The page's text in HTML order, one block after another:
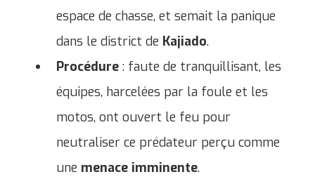
espace de chasse, et semait la panique
dans le district de Kajiado.
Procédure : faute de tranquillisant, les
équipes, harcelées par la foule et les
motos, ont ouvert le feu pour
neutraliser ce prédateur perçu comme
une menace imminente.